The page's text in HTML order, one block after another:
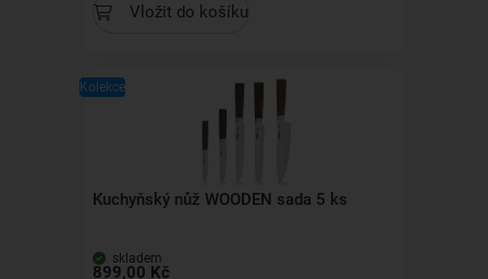
Vložit do košíku
Kolekce
Kuchyňský nůž WOODEN sada 5 ks
skladem
899,00 Kč